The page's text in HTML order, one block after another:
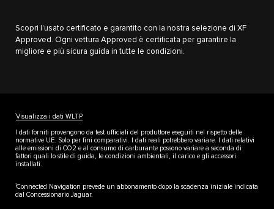
Scopri l'usato certificato e garantito con la nostra selezione di XF
Approved. Ogni vettura Approved è certificata per garantire la
migliore e più sicura guida in tutte le condizioni.
†Visualizza i dati WLTP
I dati forniti provengono da test ufficiali del produttore eseguiti nel rispetto delle
normative UE. Solo per fini comparativi. I dati reali potrebbero variare. I dati relativi
alle emissioni di CO2 e al consumo di carburante possono variare a seconda di
fattori quali lo stile di guida, le condizioni ambientali, il carico e gli accessori
installati.
1Connected Navigation prevede un abbonamento dopo la scadenza iniziale indicata
dal Concessionario Jaguar.